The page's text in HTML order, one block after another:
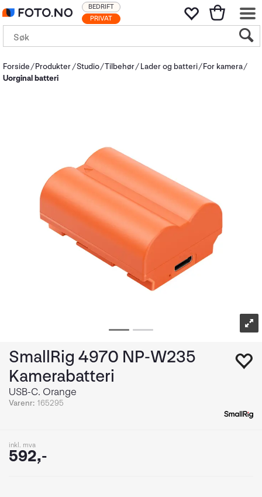
PRIVAT
BEDRIFT
Forside Produkter Studio Tilbehør Lader og batteri
For kamera
Uorginal batteri
SmallRig 4970 NP-W235
Kamerabatteri
USB-C. Orange
Varenr: 165295
inkl. mva
592,-